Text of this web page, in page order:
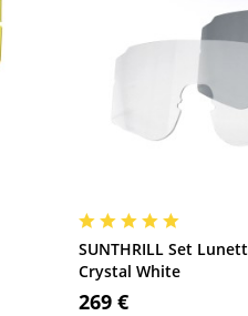
SUNTHRILL Set
Crystal White
269 €